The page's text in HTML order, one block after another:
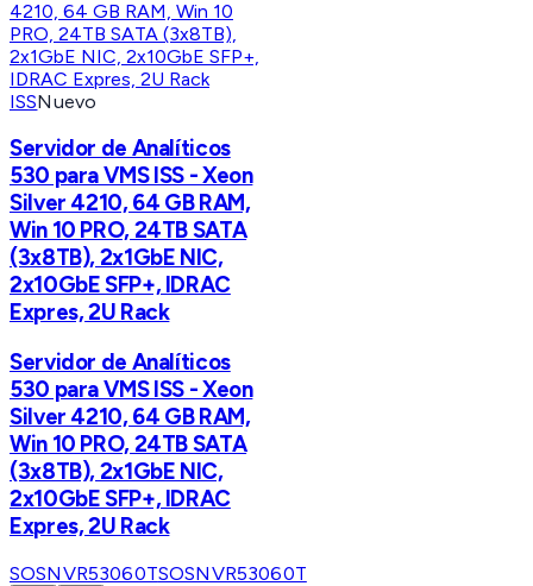
ISSNuevo
Servidor de Analíticos
530 para VMS ISS - Xeon
Silver 4210, 64 GB RAM,
Win 10 PRO, 24TB SATA
(3x8TB), 2x1GbE NIC,
2x10GbE SFP+, IDRAC
Expres, 2U Rack
Servidor de Analíticos
530 para VMS ISS - Xeon
Silver 4210, 64 GB RAM,
Win 10 PRO, 24TB SATA
(3x8TB), 2x1GbE NIC,
2x10GbE SFP+, IDRAC
Expres, 2U Rack
SOSNVR53060TSOSNVR53060T